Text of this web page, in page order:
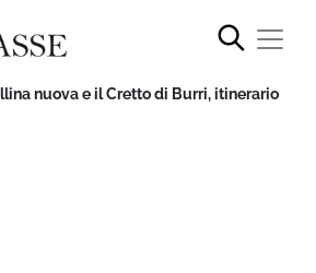
nuova e il Cretto di Burri, itinerario